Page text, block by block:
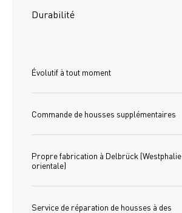
Durabilité
Évolutif à tout moment
Commande de housses supplémentaires
Propre fabrication à Delbrück (Westphalie
orientale)
Service de réparation de housses à des